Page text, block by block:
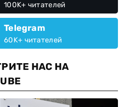
100K+ читателей
Telegram
60K+ читателей
НАС НА